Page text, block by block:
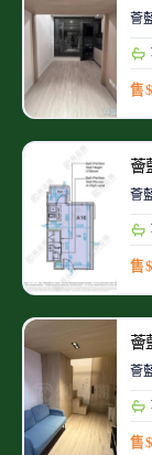
薈
售
薈
薈
售
薈
薈
售